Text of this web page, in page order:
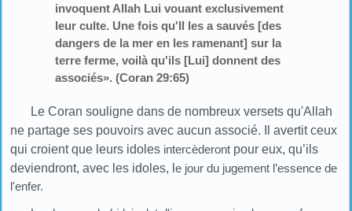
invoquent Allah Lui vouant exclusivement
leur culte. Une fois qu'Il les a sauvés [des
dangers de la mer en les ramenant] sur la
terre ferme, voilà qu'ils [Lui] donnent des
associés». (Coran 29:65)
Le Coran souligne dans de nombreux versets qu'Allah
ne partage ses pouvoirs avec aucun associé. Il avertit ceux
qui croient que leurs idoles intercèderont pour eux, qu’ils
deviendront, avec les idoles, l e jour du jugement l’essence de
l'enfer.